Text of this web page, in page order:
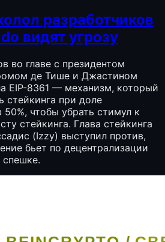
разработчиков
видят угрозу
во главе с президентом
де Тише и Джастином
EIP-8361 — механизм, который
стейкинга при доле
50%, чтобы убрать стимул к
стейкинга. Глава стейкинга
(Izzy) выступил против,
бьет по децентрализации
спешке.